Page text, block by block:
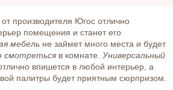
от производителя Югос отлично
помещения и станет его
мебель не займет много места и будет
смотреться в комнате. Универсальный
впишется в любой интерьер, а
палитры будет приятным сюрпризом.